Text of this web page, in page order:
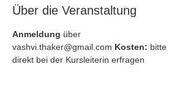
Über die Veranstaltung
Anmeldung über
vashvi.thaker@gmail.com Kosten: bitte
direkt bei der Kursleiterin erfragen